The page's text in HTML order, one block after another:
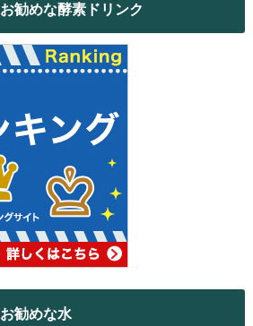
勧めな酵素ドリンク
勧めな水